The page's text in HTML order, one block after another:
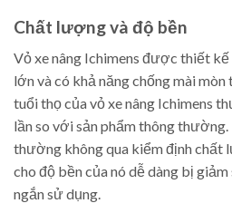
Chất lượng và độ bền
Vỏ xe nâng Ichimens được thiết
lớn và có khả năng chống mài
tuổi thọ của vỏ xe nâng Ichimens
lần so với sản phẩm thông
thường không qua kiểm định chất
cho độ bền của nó dễ dàng bị
ngắn sử dụng.